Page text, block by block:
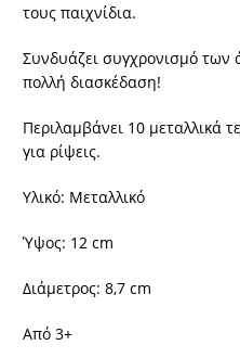
τους παιχνίδια.
Συνδυάζει συγχρονισμό των
πολλή διασκέδαση!
Περιλαμβάνει 10 μεταλλικά
για ρίψεις.
Υλικό: Μεταλλικό
Ύψος: 12 cm
Διάμετρος: 8,7 cm
Από 3+